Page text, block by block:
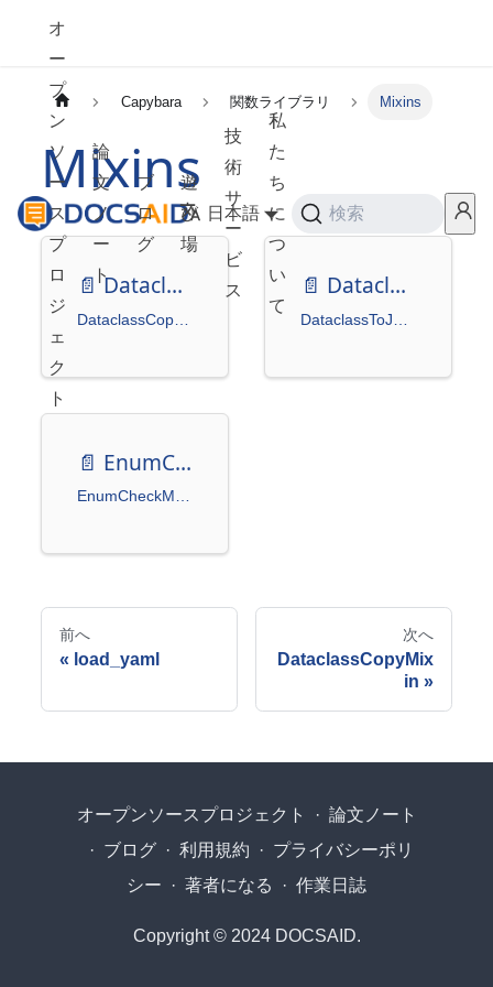
オ
ー
プ
ン
ソ
ー
ス
プ
ロ
ジ
ェ
ク
ト
論
文
ノ
ー
ト
ブ
ロ
グ
遊
び
場
技
術
サ
ー
ビ
ス
私
た
ち
に
つ
い
て
日本語 検索
Capybara 関数ライブラリ Mixins
Mixins
📄️ DataclassCopyMixin 📄️ DataclassToJsonMixin
📄️ EnumCheckMixin
EnumCheckMixin
前へ
load_yaml
次へ
DataclassCopyMix
in
オープンソースプロジェクト · 論文ノート
· ブログ · 利用規約 · プライバシーポリ
シー
· 著者になる · 作業日誌
Copyright © 2024 DOCSAID.